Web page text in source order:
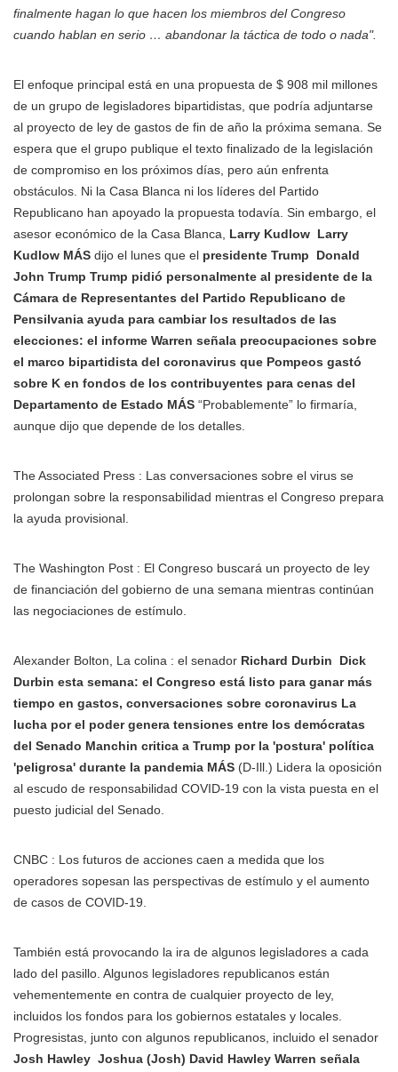
finalmente hagan lo que hacen los miembros del Congreso
cuando hablan en serio … abandonar la táctica de todo o nada".
El enfoque principal está en una propuesta de $ 908 mil millones
de un grupo de legisladores bipartidistas, que podría adjuntarse
al proyecto de ley de gastos de fin de año la próxima semana. Se
espera que el grupo publique el texto finalizado de la legislación
de compromiso en los próximos días, pero aún enfrenta
obstáculos. Ni la Casa Blanca ni los líderes del Partido
Republicano han apoyado la propuesta todavía. Sin embargo, el
asesor económico de la Casa Blanca, Larry Kudlow Larry
Kudlow MÁS dijo el lunes que el presidente Trump
Donald
John Trump Trump pidió personalmente al presidente de la
Cámara de Representantes del Partido Republicano de
Pensilvania ayuda para cambiar los resultados de las
elecciones: el informe Warren señala preocupaciones sobre
el marco bipartidista del coronavirus que Pompeos gastó
sobre K en fondos de los contribuyentes para cenas del
Departamento de Estado MÁS “Probablemente” lo firmaría,
aunque dijo que depende de los detalles.
The Associated Press : Las conversaciones sobre el virus se
prolongan sobre la responsabilidad mientras el Congreso prepara
la ayuda provisional.
The Washington Post : El Congreso buscará un proyecto de ley
de financiación del gobierno de una semana mientras continúan
las negociaciones de estímulo.
Alexander Bolton, La colina : el senador Richard Durbin
Dick
Durbin esta semana: el Congreso está listo para ganar más
tiempo en gastos, conversaciones sobre coronavirus La
lucha por el poder genera tensiones entre los demócratas
del Senado Manchin critica a Trump por la 'postura' política
'peligrosa' durante la pandemia MÁS (D-Ill.) Lidera la oposición
al escudo de responsabilidad COVID-19 con la vista puesta en el
puesto judicial del Senado.
CNBC : Los futuros de acciones caen a medida que los
operadores sopesan las perspectivas de estímulo y el aumento
de casos de COVID-19.
También está provocando la ira de algunos legisladores a cada
lado del pasillo. Algunos legisladores republicanos están
vehementemente en contra de cualquier proyecto de ley,
incluidos los fondos para los gobiernos estatales y locales.
Progresistas, junto con algunos republicanos, incluido el senador
Josh Hawley Joshua (Josh) David Hawley Warren señala